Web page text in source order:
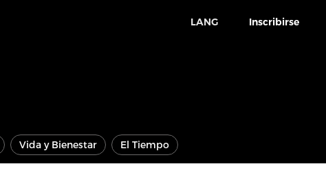
LANG Inscribirse
Vida y Bienestar El Tiempo